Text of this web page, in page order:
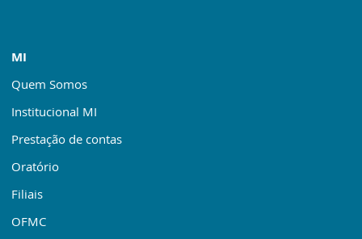
MI
Quem Somos
Institucional MI
Prestação de contas
Oratório
Filiais
OFMC